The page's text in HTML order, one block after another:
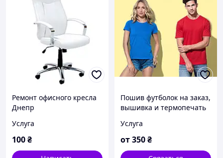
Ремонт офисного кресла
Днепр
Услуга
100₴
Пошив футболок на заказ,
вышивка и термопечать
Услуга
от350₴